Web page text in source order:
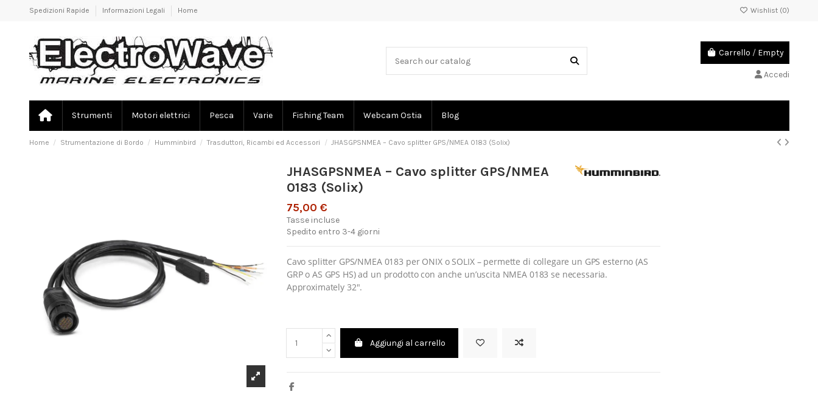
Spedizioni Rapide Informazioni Legali Home Wishlist (0)
Carrello / Empty
Accedi
Strumenti Motori elettrici Pesca Varie Fishing Team Webcam Ostia Blog
Home Strumentazione di Bordo Humminbird Trasduttori, Ricambi ed Accessori JHASGPSNMEA – Cavo splitter GPS/NMEA 0183 (Solix)
JHASGPSNMEA – Cavo splitter GPS/NMEA
0183 (Solix)
75,00 €
Tasse incluse
Spedito entro 3-4 giorni
Cavo splitter GPS/NMEA 0183 per ONIX o SOLIX – permette di collegare un GPS esterno (AS
GRP o AS GPS HS) ad un prodotto con anche un’uscita NMEA 0183 se necessaria.
Approximately 32″.
Aggiungi al carrello